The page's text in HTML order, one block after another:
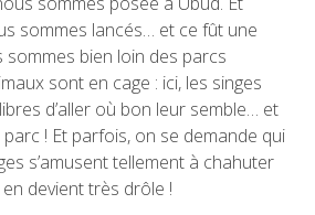
sommes lancés… et ce fût une
sommes bien loin des parcs
sont en cage : ici, les singes
d’aller où bon leur semble… et
! Et parfois, on se demande qui
s’amusent tellement à chahuter
devient très drôle !